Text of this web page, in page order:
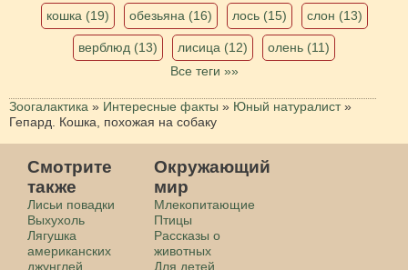
кошка (19) обезьяна (16) лось (15) слон (13)
верблюд (13) лисица (12)
олень (11)
Все теги »»
Зоогалактика » Интересные факты » Юный натуралист »
Гепард. Кошка, похожая на собаку
Смотрите
также
Лисьи повадки
Выхухоль
Лягушка
американских
джунглей
Окружающий
мир
Млекопитающие
Птицы
Рассказы о
животных
Для детей